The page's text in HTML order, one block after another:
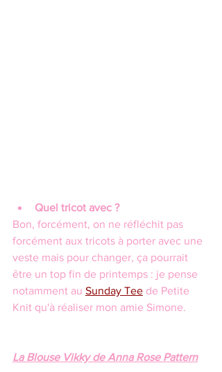
Quel tricot avec ?
Bon, forcément, on ne réfléchit pas
forcément aux tricots à porter avec une
veste mais pour changer, ça pourrait
être un top fin de printemps : je pense
notamment au Sunday Tee de Petite
Knit qu'à réaliser mon amie Simone.
La Blouse Vikky de Anna Rose Pattern